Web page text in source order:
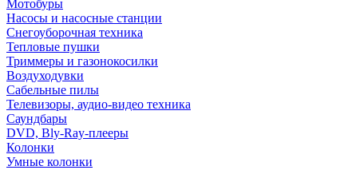
Мотобуры
Насосы и насосные станции
Снегоуборочная техника
Тепловые пушки
Триммеры и газонокосилки
Воздуходувки
Сабельные пилы
Телевизоры, аудио-видео техника
Саундбары
DVD, Bly-Ray-плееры
Колонки
Умные колонки